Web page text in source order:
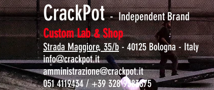
CrackPot- Independent Brand
Custom Lab & Shop
Strada Maggiore, 35/b- 40125 Bologna - Italy
info@crackpot.it
amministrazione@crackpot.it
051 4119434 / +39 328 9383875